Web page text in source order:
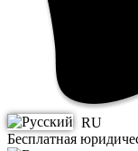
RU
Бесплатная